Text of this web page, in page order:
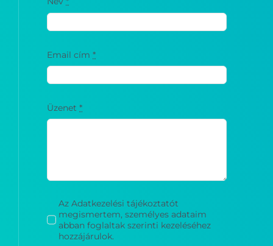
Email cím*
Üzenet*
Az Adatkezelési tájékoztatót
megismertem, személyes adataim
abban foglaltak szerinti kezeléséhez
hozzájárulok.